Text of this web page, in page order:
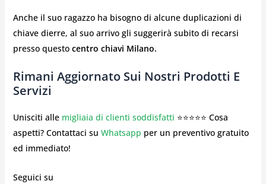
Anche il suo ragazzo ha bisogno di alcune duplicazioni di
chiave dierre, al suo arrivo gli suggerirà subito di recarsi
presso questo centro chiavi Milano.
Rimani Aggiornato Sui Nostri Prodotti E
Servizi
Unisciti alle migliaia di clienti soddisfatti ⭐⭐⭐⭐⭐ Cosa
aspetti? Contattaci su Whatsapp per un preventivo gratuito
ed immediato!
Seguici su